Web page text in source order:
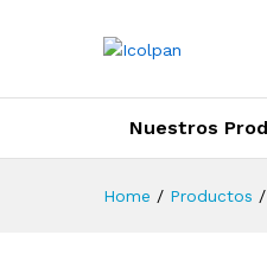
Nuestros
Home / Productos /